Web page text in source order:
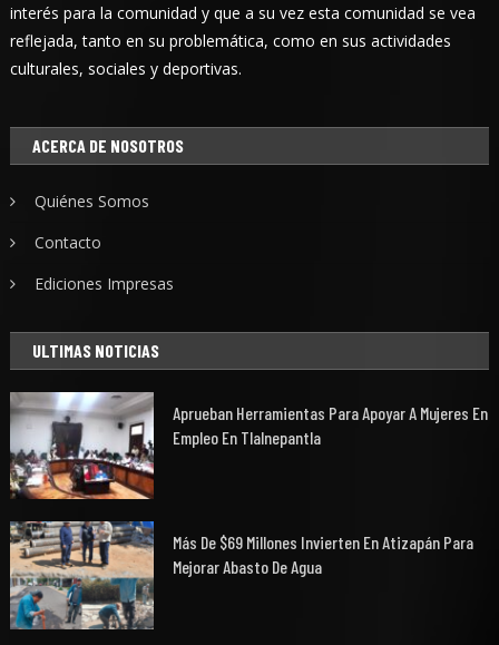
interés para la comunidad y que a su vez esta comunidad se vea
reflejada, tanto en su problemática, como en sus actividades
culturales, sociales y deportivas.
ACERCA DE NOSOTROS
Quiénes Somos
Contacto
Ediciones Impresas
ULTIMAS NOTICIAS
Aprueban Herramientas Para Apoyar A Mujeres En
Empleo En Tlalnepantla
Más De $69 Millones Invierten En Atizapán Para
Mejorar Abasto De Agua